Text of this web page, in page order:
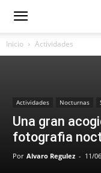
Inicio Actividades
Actividades Nocturnas
Una gran
fotografia
Por Alvaro Regulez - 11/